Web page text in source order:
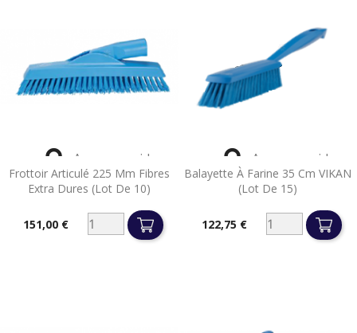
Frottoir Articulé 225 Mm Fibres
Extra Dures (lot De 10)
151,00 €
 Aperçu rapide
Balayette À Farine 35 Cm VIKAN
(lot De 15)
122,75 €
 Aperçu rapide